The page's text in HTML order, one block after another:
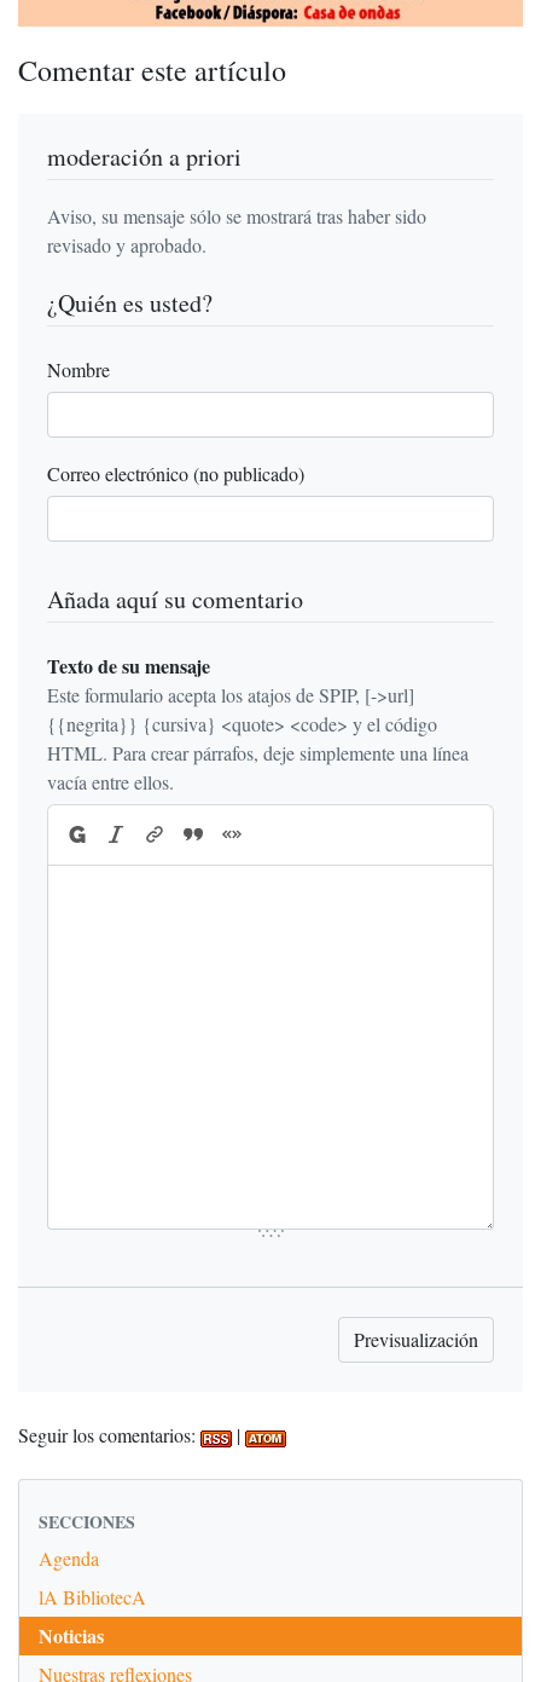
Comentar este artículo
moderación a priori
Aviso, su mensaje sólo se mostrará tras haber sido
revisado y aprobado.
¿Quién es usted?
Nombre
Correo electrónico (no publicado)
Añada aquí su comentario
Texto de su mensaje
Este formulario acepta los atajos de SPIP, [->url]
{{negrita}} {cursiva} <quote> <code> y el código
HTML. Para crear párrafos, deje simplemente una línea
vacía entre ellos.
Seguir los comentarios: |
SECCIONES
Agenda
lA BibliotecA
Noticias
Nuestras reflexiones